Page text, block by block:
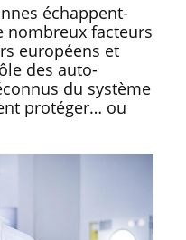
échappent-
nombreux facteurs
européens et
des auto-
du système
protéger… ou